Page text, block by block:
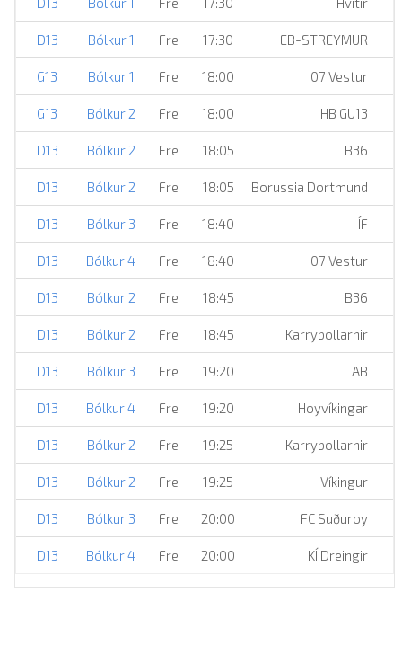
D13 Bólkur 1 Fre 17:30 EB-STREYMUR
G13 Bólkur 1 Fre 18:00 07 Vestur
G13 Bólkur 2 Fre 18:00 HB GU13
D13 Bólkur 2 Fre 18:05 B36
D13 Bólkur 2 Fre 18:05 Borussia Dortmund
D13 Bólkur 3 Fre 18:40 ÍF
D13 Bólkur 4 Fre 18:40 07 Vestur
D13 Bólkur 2 Fre 18:45 B36
D13 Bólkur 2 Fre 18:45 Karrybollarnir
D13 Bólkur 3 Fre 19:20 AB
D13 Bólkur 4 Fre 19:20 Hoyvíkingar
D13 Bólkur 2 Fre 19:25 Karrybollarnir
D13 Bólkur 2 Fre 19:25 Víkingur
D13 Bólkur 3 Fre 20:00 FC Suðuroy
D13 Bólkur 4 Fre 20:00 KÍ Dreingir